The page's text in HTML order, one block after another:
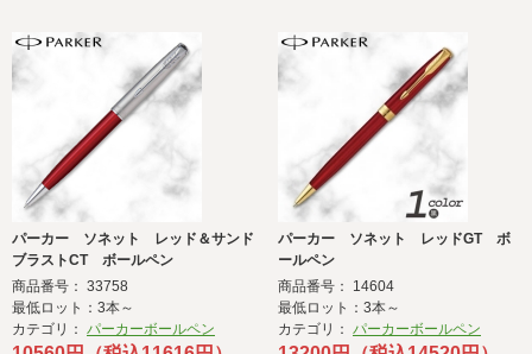
パーカー ソネット レッド＆サンド
ブラストCT ボールペン
商品番号： 33758
最低ロット：3本～
カテゴリ： パーカーボールペン
パーカー ソネット レッドGT ボ
ールペン
商品番号： 14604
最低ロット：3本～
カテゴリ： パーカーボールペン